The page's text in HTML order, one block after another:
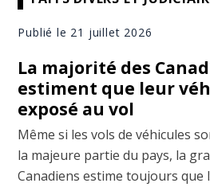
Publié le 21 juillet 2026
La majorité des
estiment que leur
exposé au vol
Même si les vols de véhicules
la majeure partie du pays, la
Canadiens estime toujours que